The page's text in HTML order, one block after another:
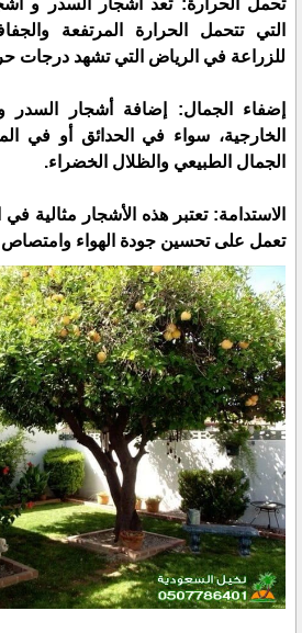
التي تتحمل الحرارة المرتفعة
للزراعة في الرياض التي تشهد درجات
إضفاء الجمال: إضافة أشجار السدر
الخارجية، سواء في الحدائق أو في
الجمال الطبيعي والظلال الخضراء.
الاستدامة: تعتبر هذه الأشجار مثالية
تعمل على تحسين جودة الهواء وامتصاص